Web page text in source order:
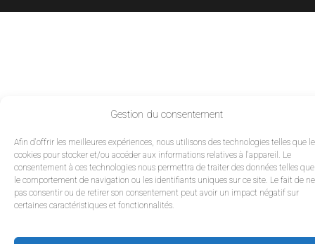
Gestion du consentement
Afin d'offrir les meilleures expériences, nous utilisons des technologies telles que
cookies pour stocker et/ou accéder aux informations relatives à l'appareil. Le
consentement à ces technologies nous permettra de traiter des données telles que
le comportement de navigation ou les identifiants uniques sur ce site. Le fait de ne
pas consentir ou de retirer son consentement peut avoir un impact négatif sur
certaines caractéristiques et fonctionnalités.